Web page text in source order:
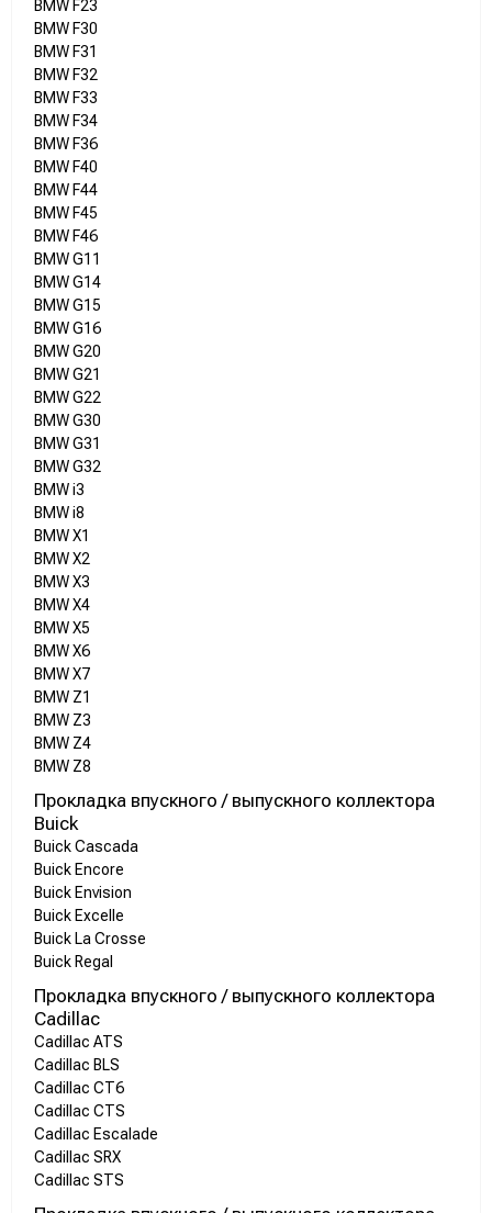
BMW F23
BMW F30
BMW F31
BMW F32
BMW F33
BMW F34
BMW F36
BMW F40
BMW F44
BMW F45
BMW F46
BMW G11
BMW G14
BMW G15
BMW G16
BMW G20
BMW G21
BMW G22
BMW G30
BMW G31
BMW G32
BMW i3
BMW i8
BMW X1
BMW X2
BMW X3
BMW X4
BMW X5
BMW X6
BMW X7
BMW Z1
BMW Z3
BMW Z4
BMW Z8
Прокладка впускного / выпускного коллектора
Buick
Buick Cascada
Buick Encore
Buick Envision
Buick Excelle
Buick La Crosse
Buick Regal
Прокладка впускного / выпускного коллектора
Cadillac
Cadillac ATS
Cadillac BLS
Cadillac CT6
Cadillac CTS
Cadillac Escalade
Cadillac SRX
Cadillac STS